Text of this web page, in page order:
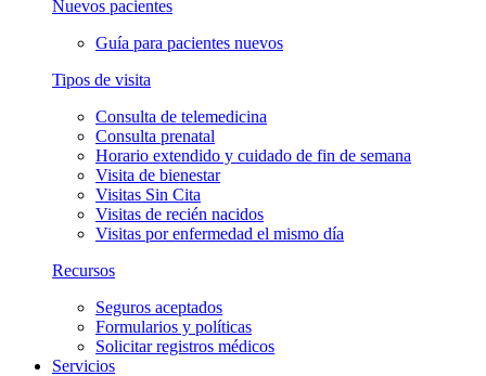
Nuevos pacientes
Guía para pacientes nuevos
Tipos de visita
Consulta de telemedicina
Consulta prenatal
Horario extendido y cuidado de fin de semana
Visita de bienestar
Visitas Sin Cita
Visitas de recién nacidos
Visitas por enfermedad el mismo día
Recursos
Seguros aceptados
Formularios y políticas
Solicitar registros médicos
Servicios